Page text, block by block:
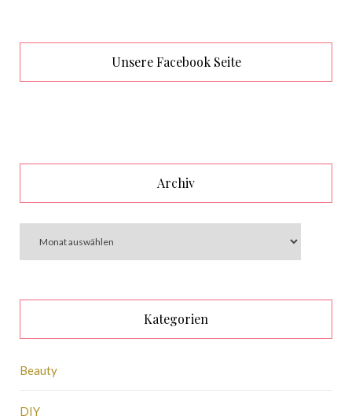
Unsere Facebook Seite
Archiv
Kategorien
Beauty
DIY